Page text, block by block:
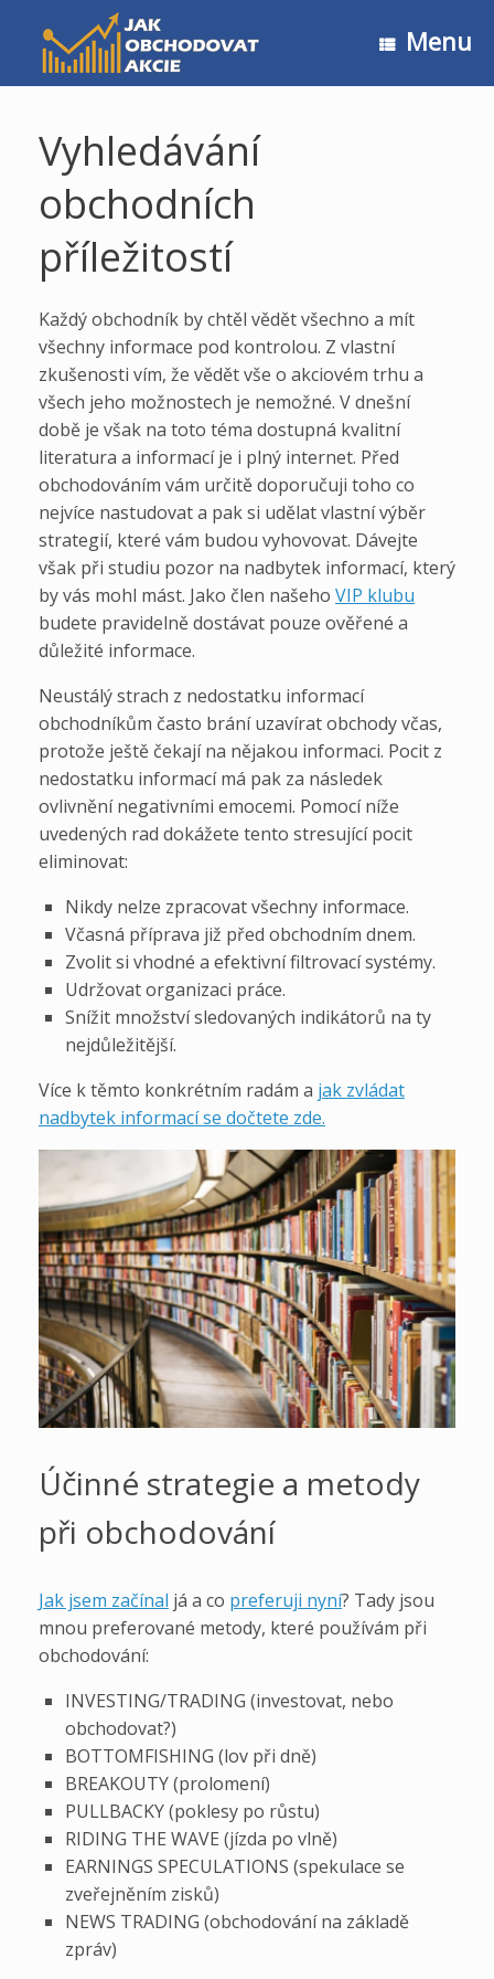
content
Menu
Vyhledávání
obchodních
příležitostí
Každý obchodník by chtěl vědět všechno a mít
všechny informace pod kontrolou. Z vlastní
zkušenosti vím, že vědět vše o akciovém trhu a
všech jeho možnostech je nemožné. V dnešní
době je však na toto téma dostupná kvalitní
literatura a informací je i plný internet. Před
obchodováním vám určitě doporučuji toho co
nejvíce nastudovat a pak si udělat vlastní výběr
strategií, které vám budou vyhovovat. Dávejte
však při studiu pozor na nadbytek informací, který
by vás mohl mást. Jako člen našeho VIP klubu
budete pravidelně dostávat pouze ověřené a
důležité informace.
Neustálý strach z nedostatku informací
obchodníkům často brání uzavírat obchody včas,
protože ještě čekají na nějakou informaci. Pocit z
nedostatku informací má pak za následek
ovlivnění negativními emocemi. Pomocí níže
uvedených rad dokážete tento stresující pocit
eliminovat:
Nikdy nelze zpracovat všechny informace.
Včasná příprava již před obchodním dnem.
Zvolit si vhodné a efektivní filtrovací systémy.
Udržovat organizaci práce.
Snížit množství sledovaných indikátorů na ty
nejdůležitější.
Více k těmto konkrétním radám a jak zvládat
nadbytek informací se dočtete zde.
Účinné strategie a metody
při obchodování
Jak jsem začínal já a co preferuji nyní? Tady jsou
mnou preferované metody, které používám při
obchodování:
INVESTING/TRADING (investovat, nebo
obchodovat?)
BOTTOMFISHING (lov při dně)
BREAKOUTY (prolomení)
PULLBACKY (poklesy po růstu)
RIDING THE WAVE (jízda po vlně)
EARNINGS SPECULATIONS (spekulace se
zveřejněním zisků)
NEWS TRADING (obchodování na základě
zpráv)